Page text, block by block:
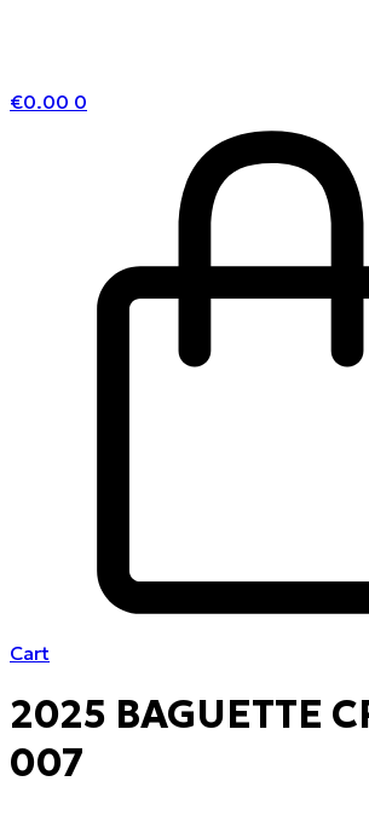
€0.00 0
Cart
2025 BAGUETTE
007